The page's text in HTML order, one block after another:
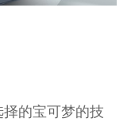
的宝可梦的技